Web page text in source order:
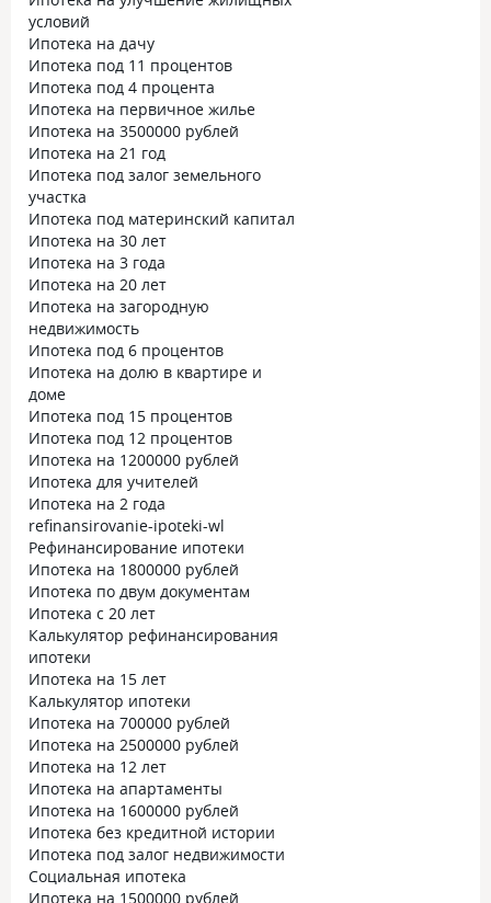
условий
Ипотека на дачу
Ипотека под 11 процентов
Ипотека под 4 процента
Ипотека на первичное жилье
Ипотека на 3500000 рублей
Ипотека на 21 год
Ипотека под залог земельного
участка
Ипотека под материнский капитал
Ипотека на 30 лет
Ипотека на 3 года
Ипотека на 20 лет
Ипотека на загородную
недвижимость
Ипотека под 6 процентов
Ипотека на долю в квартире и
доме
Ипотека под 15 процентов
Ипотека под 12 процентов
Ипотека на 1200000 рублей
Ипотека для учителей
Ипотека на 2 года
refinansirovanie-ipoteki-wl
Рефинансирование ипотеки
Ипотека на 1800000 рублей
Ипотека по двум документам
Ипотека с 20 лет
Калькулятор рефинансирования
ипотеки
Ипотека на 15 лет
Калькулятор ипотеки
Ипотека на 700000 рублей
Ипотека на 2500000 рублей
Ипотека на 12 лет
Ипотека на апартаменты
Ипотека на 1600000 рублей
Ипотека без кредитной истории
Ипотека под залог недвижимости
Социальная ипотека
Ипотека на 1500000 рублей